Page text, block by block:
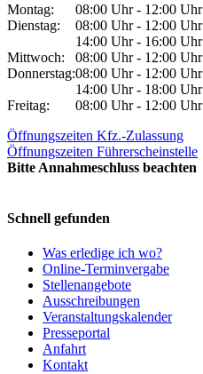
Montag:
08:00 Uhr - 12:00 Uhr
Dienstag:
08:00 Uhr - 12:00 Uhr
14:00 Uhr - 16:00 Uhr
Mittwoch:
08:00 Uhr - 12:00 Uhr
Donnerstag:08:00 Uhr - 12:00 Uhr
14:00 Uhr - 18:00 Uhr
Freitag:
08:00 Uhr - 12:00 Uhr
Öffnungszeiten Kfz.-Zulassung
Öffnungszeiten Führerscheinstelle
Bitte Annahmeschluss beachten
Schnell gefunden
Was erledige ich wo?
Online-Terminvergabe
Stellenangebote
Ausschreibungen
Veranstaltungskalender
Presseportal
Anfahrt
Kontakt